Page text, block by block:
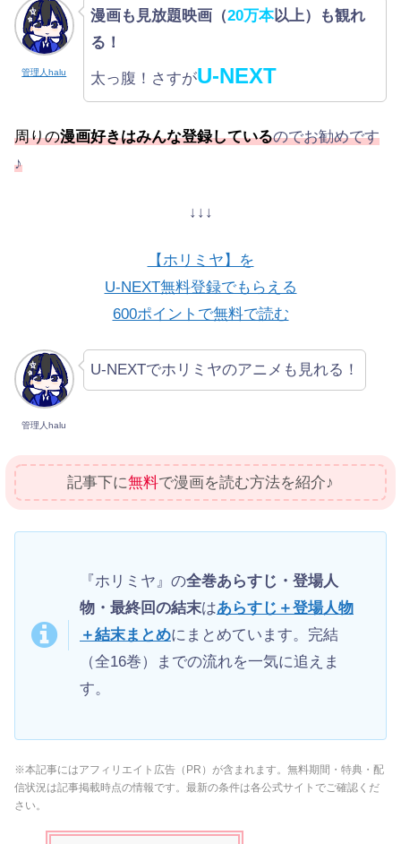
管理人halu
漫画も見放題映画（20万本以上）も観れ
る！
太っ腹！さすがU-NEXT
周りの漫画好きはみんな登録しているのでお勧めです
♪
↓↓↓
【ホリミヤ】を
U-NEXT無料登録でもらえる
600ポイントで無料で読む
管理人halu
U-NEXTでホリミヤのアニメも見れる！
記事下に無料で漫画を読む方法を紹介♪
『ホリミヤ』の全巻あらすじ・登場人
物・最終回の結末はあらすじ＋登場人物
＋結末まとめにまとめています。完結
（全16巻）までの流れを一気に追えま
す。
※本記事にはアフィリエイト広告（PR）が含まれます。無料期間・特典・配
信状況は記事掲載時点の情報です。最新の条件は各公式サイトでご確認くだ
さい。